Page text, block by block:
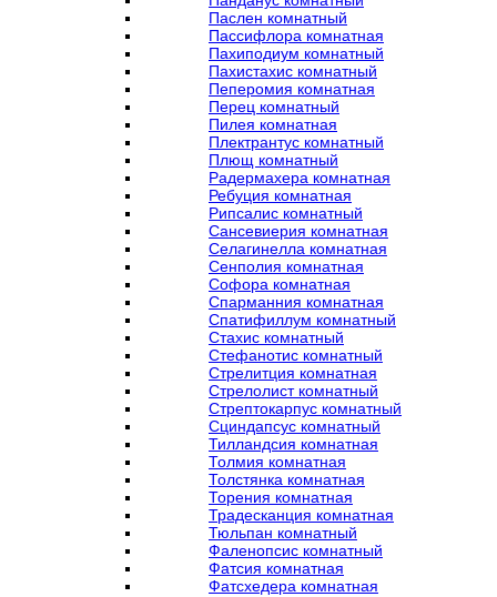
Паслен комнатный
Пассифлора комнатная
Пахиподиум комнатный
Пахистахис комнатный
Пеперомия комнатная
Перец комнатный
Пилея комнатная
Плектрантус комнатный
Плющ комнатный
Радермахера комнатная
Ребуция комнатная
Рипсалис комнатный
Сансевиерия комнатная
Селагинелла комнатная
Сенполия комнатная
Софора комнатная
Спарманния комнатная
Спатифиллум комнатный
Стахис комнатный
Стефанотис комнатный
Стрелитция комнатная
Стрелолист комнатный
Стрептокарпус комнатный
Сциндапсус комнатный
Тилландсия комнатная
Толмия комнатная
Толстянка комнатная
Торения комнатная
Традесканция комнатная
Тюльпан комнатный
Фаленопсис комнатный
Фатсия комнатная
Фатсхедера комнатная